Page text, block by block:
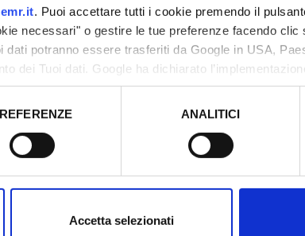
. Puoi accettare tutti i cookie premendo il
necessari" o gestire le tue preferenze facendo clic
potranno essere trasferiti da Google in USA,
dei Tuoi dati. Google ha dichiarato
valutato essere sufficienti.
ANALITICI
Accetta selezionati